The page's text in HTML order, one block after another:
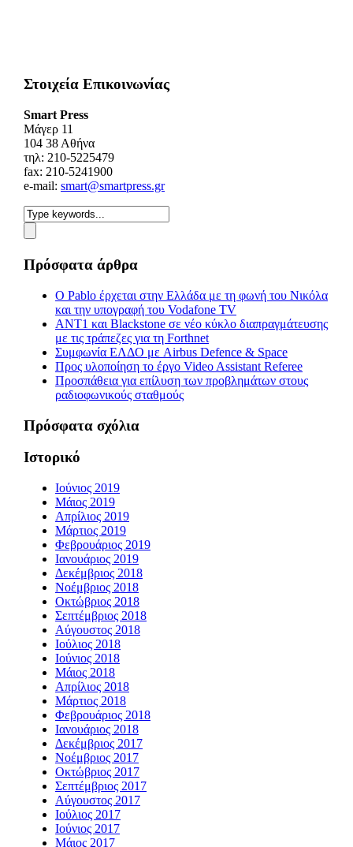
Στοιχεία Επικοινωνίας
Smart Press
Mάγερ 11
104 38 Αθήνα
τηλ: 210-5225479
fax: 210-5241900
e-mail: smart@smartpress.gr
Πρόσφατα άρθρα
Ο Pablo έρχεται στην Ελλάδα με τη φωνή του Νικόλα
και την υπογραφή του Vodafone TV
ΑΝΤ1 και Blackstone σε νέο κύκλο διαπραγμάτευσης
με τις τράπεζες για τη Forthnet
Συμφωνία ΕΛΔΟ με Airbus Defence & Space
Προς υλοποίηση το έργο Video Assistant Referee
Προσπάθεια για επίλυση των προβλημάτων στους
ραδιοφωνικούς σταθμούς
Πρόσφατα σχόλια
Ιστορικό
Ιούνιος 2019
Μάιος 2019
Απρίλιος 2019
Μάρτιος 2019
Φεβρουάριος 2019
Ιανουάριος 2019
Δεκέμβριος 2018
Νοέμβριος 2018
Οκτώβριος 2018
Σεπτέμβριος 2018
Αύγουστος 2018
Ιούλιος 2018
Ιούνιος 2018
Μάιος 2018
Απρίλιος 2018
Μάρτιος 2018
Φεβρουάριος 2018
Ιανουάριος 2018
Δεκέμβριος 2017
Νοέμβριος 2017
Οκτώβριος 2017
Σεπτέμβριος 2017
Αύγουστος 2017
Ιούλιος 2017
Ιούνιος 2017
Μάιος 2017